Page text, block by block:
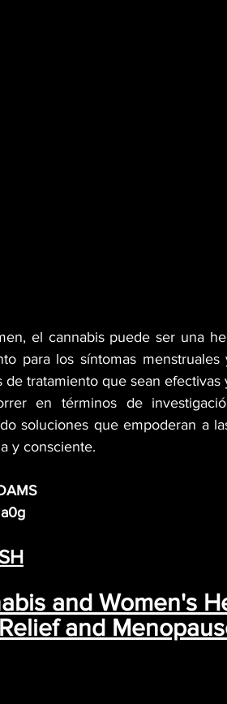
el cannabis puede ser una
para los síntomas
de tratamiento que sean
en términos de
soluciones que empoderan a
y consciente.
and Women's
and